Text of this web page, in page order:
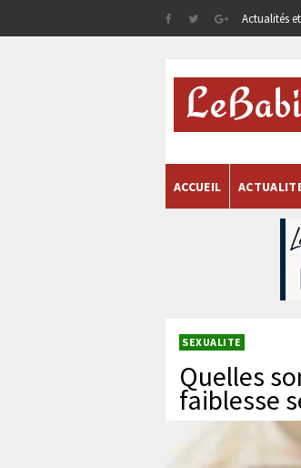
Actualités
ACCUEIL
SEXUALITE
Quelles
faiblesse